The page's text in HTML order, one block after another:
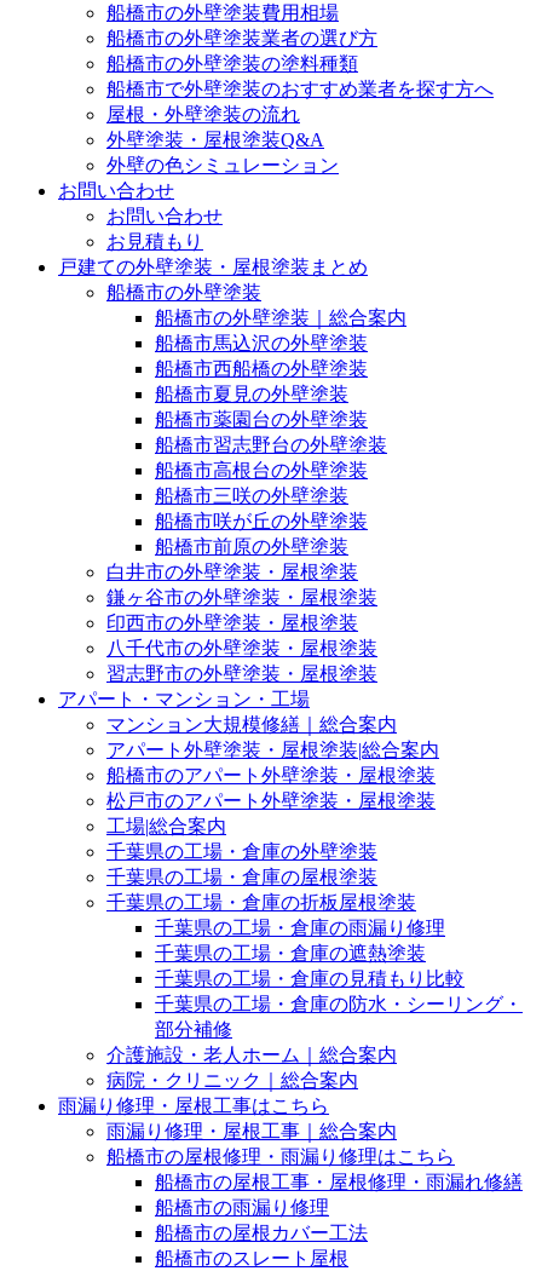
船橋市の外壁塗装費用相場
船橋市の外壁塗装業者の選び方
船橋市の外壁塗装の塗料種類
船橋市で外壁塗装のおすすめ業者を探す方へ
屋根・外壁塗装の流れ
外壁塗装・屋根塗装Q&A
外壁の色シミュレーション
お問い合わせ
お問い合わせ
お見積もり
戸建ての外壁塗装・屋根塗装まとめ
船橋市の外壁塗装
船橋市の外壁塗装｜総合案内
船橋市馬込沢の外壁塗装
船橋市西船橋の外壁塗装
船橋市夏見の外壁塗装
船橋市薬園台の外壁塗装
船橋市習志野台の外壁塗装
船橋市高根台の外壁塗装
船橋市三咲の外壁塗装
船橋市咲が丘の外壁塗装
船橋市前原の外壁塗装
白井市の外壁塗装・屋根塗装
鎌ヶ谷市の外壁塗装・屋根塗装
印西市の外壁塗装・屋根塗装
八千代市の外壁塗装・屋根塗装
習志野市の外壁塗装・屋根塗装
アパート・マンション・工場
マンション大規模修繕｜総合案内
アパート外壁塗装・屋根塗装|総合案内
船橋市のアパート外壁塗装・屋根塗装
松戸市のアパート外壁塗装・屋根塗装
工場|総合案内
千葉県の工場・倉庫の外壁塗装
千葉県の工場・倉庫の屋根塗装
千葉県の工場・倉庫の折板屋根塗装
千葉県の工場・倉庫の雨漏り修理
千葉県の工場・倉庫の遮熱塗装
千葉県の工場・倉庫の見積もり比較
千葉県の工場・倉庫の防水・シーリング・
部分補修
介護施設・老人ホーム｜総合案内
病院・クリニック｜総合案内
雨漏り修理・屋根工事はこちら
雨漏り修理・屋根工事｜総合案内
船橋市の屋根修理・雨漏り修理はこちら
船橋市の屋根工事・屋根修理・雨漏れ修繕
船橋市の雨漏り修理
船橋市の屋根カバー工法
船橋市のスレート屋根